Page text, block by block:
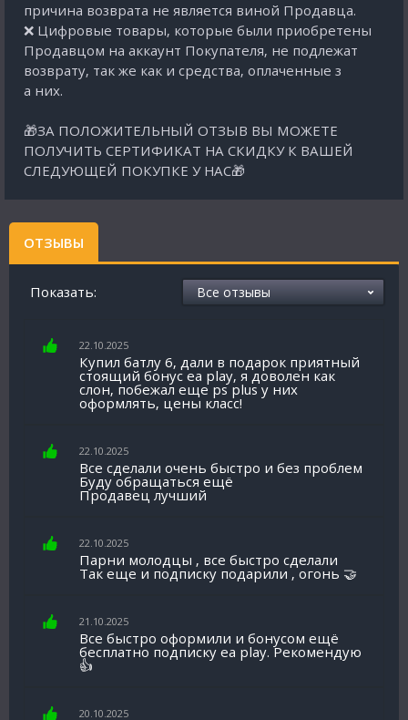
причина возврата не является виной Продавца.
❌ Цифровые товары, которые были приобретены
Продавцом на аккаунт Покупателя, не подлежат
возврату, так же как и средства, оплаченные з
а них.
🎁ЗА ПОЛОЖИТЕЛЬНЫЙ ОТЗЫВ ВЫ МОЖЕТЕ
ПОЛУЧИТЬ СЕРТИФИКАТ НА СКИДКУ К ВАШЕЙ
СЛЕДУЮЩЕЙ ПОКУПКЕ У НАС🎁
ОТЗЫВЫ
Показать:
22.10.2025
Купил батлу 6, дали в подарок приятный
стоящий бонус ea play, я доволен как
слон, побежал еще ps plus у них
оформлять, цены класс!
22.10.2025
Все сделали очень быстро и без проблем
Буду обращаться ещё
Продавец лучший
22.10.2025
Парни молодцы , все быстро сделали
Так еще и подписку подарили , огонь 🤝
21.10.2025
Все быстро оформили и бонусом ещё
бесплатно подписку еа play. Рекомендую
👍
20.10.2025